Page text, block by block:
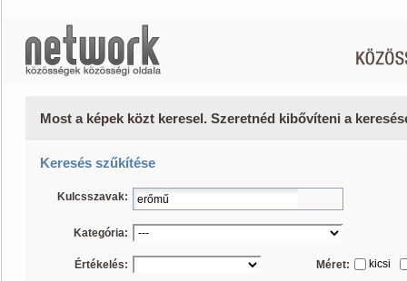
Most a képek közt keresel. Szeretnéd kibővíteni a
Keresés szűkítése
Kulcsszavak:
Kategória:
Értékelés: Méret: kicsi